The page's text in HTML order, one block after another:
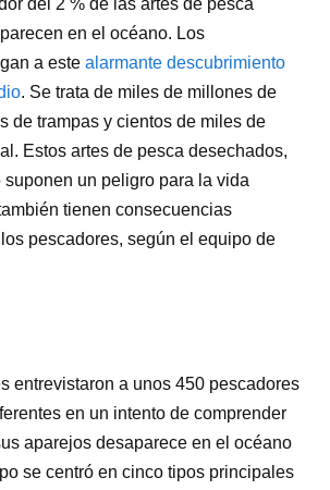
en el océano. Los
a este alarmante descubrimiento
. Se trata de miles de millones de
de trampas y cientos de miles de
Estos artes de pesca desechados,
suponen un peligro para la vida
tienen consecuencias
pescadores, según el equipo de
entrevistaron a unos 450 pescadores
en un intento de comprender
aparejos desaparece en el océano
se centró en cinco tipos principales